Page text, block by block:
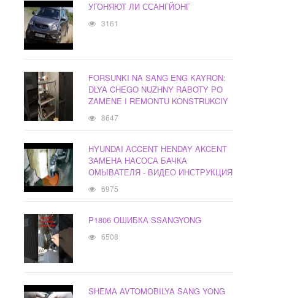
УГОНЯЮТ ЛИ ССАНГЙОНГ
3161
FORSUNKI NA SANG ENG KAYRON:
DLYA CHEGO NUZHNY RABOTY PO
ZAMENE I REMONTU KONSTRUKCIY
8647
HYUNDAI ACCENT HENDAY AKCENT
ЗАМЕНА НАСОСА БАЧКА
ОМЫВАТЕЛЯ - ВИДЕО ИНСТРУКЦИЯ
6975
P1806 ОШИБКА SSANGYONG
6508
SHEMA AVTOMOBILYA SANG YONG